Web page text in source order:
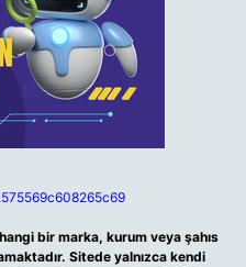
bir marka, kurum veya şahıs
Sitede yalnızca kendi